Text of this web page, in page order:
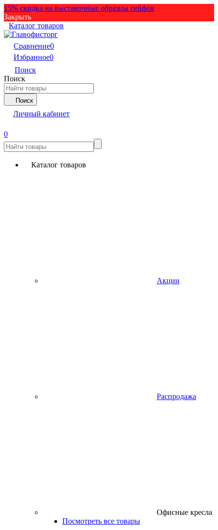
15% скидка на выставочные образцы сейфов
Закрыть
Каталог товаров
Сравнение0
Избранное0
Поиск
Поиск
Поиск
Личный кабинет
0
Каталог товаров
Акции
Распродажа
Офисные кресла
Посмотреть все товары